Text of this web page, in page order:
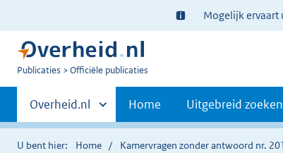
Ter
informatie:
Mogelijk ervaart
U
Publicaties Officiële publicaties
Primaire
navigatie
Andere
sites
binnen
Overheid.nl Home Uitgebreid zoeken
U bent hier: Home Kamervragen zonder antwoord nr.